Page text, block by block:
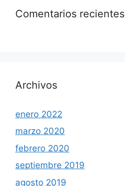
Comentarios recientes
Archivos
enero 2022
marzo 2020
febrero 2020
septiembre 2019
agosto 2019